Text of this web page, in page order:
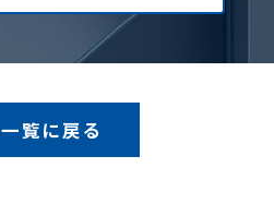
一覧に戻る